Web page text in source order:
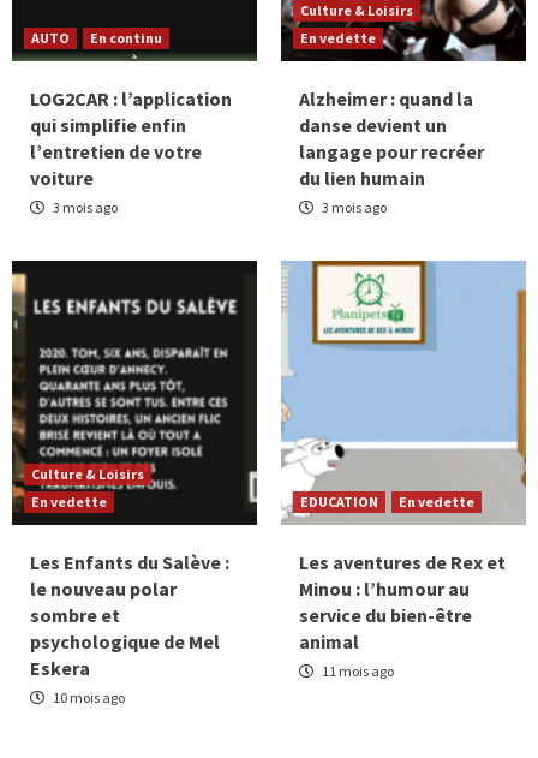
AUTO En continu
LOG2CAR : l’application
qui simplifie enfin
l’entretien de votre
voiture
3 mois ago
Culture & Loisirs
En vedette
Alzheimer : quand la
danse devient un
langage pour recréer
du lien humain
3 mois ago
Culture & Loisirs
En vedette
Les Enfants du Salève :
le nouveau polar
sombre et
psychologique de Mel
Eskera
10 mois ago
EDUCATION En vedette
Les aventures de Rex et
Minou : l’humour au
service du bien-être
animal
11 mois ago